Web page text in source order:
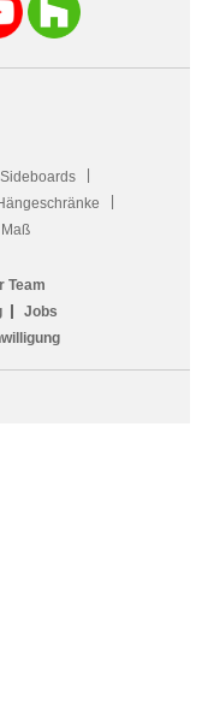
Team
Jobs